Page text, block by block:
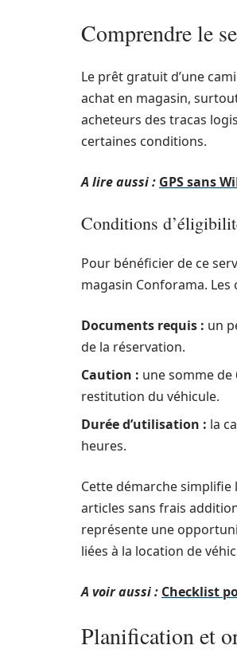
Comprendre le
Le prêt gratuit d’une
achat en magasin,
acheteurs des tracas
certaines conditions.
A lire aussi : GPS sans
Conditions
Pour bénéficier de ce
magasin Conforama. Les
Documents requis : un
de la réservation.
Caution : une somme de
restitution du véhicule.
Durée d’utilisation : la
heures.
Cette démarche simplifie
articles sans frais
représente une
liées à la location de
A voir aussi : Checklist
Planification et